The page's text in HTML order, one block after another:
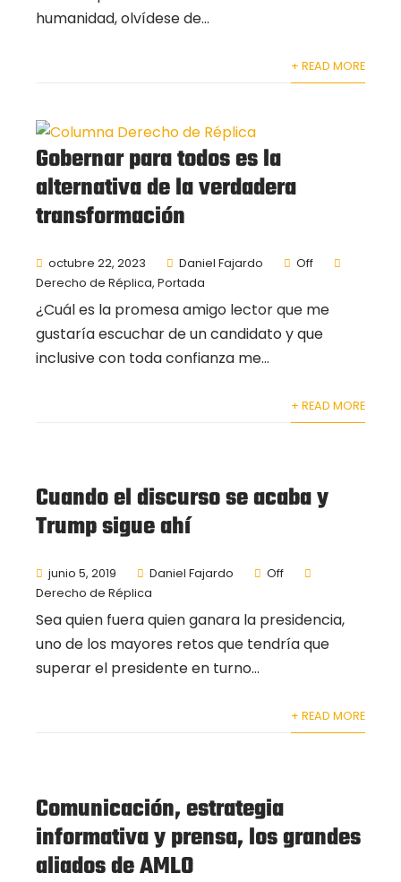
humanidad, olvídese de...
+ READ MORE
Gobernar para todos es la
alternativa de la verdadera
transformación
octubre 22, 2023 Daniel Fajardo
Off
Derecho de Réplica,Portada
¿Cuál es la promesa amigo lector que me
gustaría escuchar de un candidato y que
inclusive con toda confianza me...
+ READ MORE
Cuando el discurso se acaba y
Trump sigue ahí
junio 5, 2019 Daniel Fajardo
Off
Derecho de Réplica
Sea quien fuera quien ganara la presidencia,
uno de los mayores retos que tendría que
superar el presidente en turno...
+ READ MORE
Comunicación, estrategia
informativa y prensa, los grandes
aliados de AMLO